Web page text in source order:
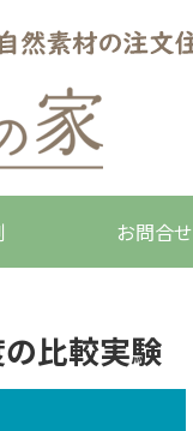
お問合せ
比較実験